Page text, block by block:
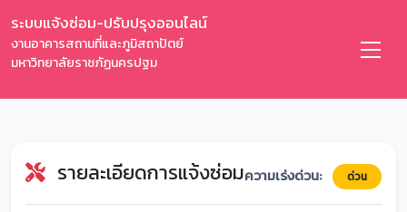
ระบบแจ้งซ่อม-ปรับปรุงออนไลน์
งานอาคารสถานที่และภูมิสถาปัตย์
มหาวิทยาลัยราชภัฏนครปฐม
รายละเอียดการแจ้งซ่อมความเร่งด่วน: ด่วน